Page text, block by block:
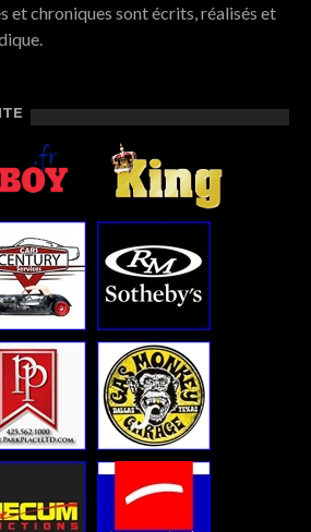
et chroniques sont écrits, réalisés et